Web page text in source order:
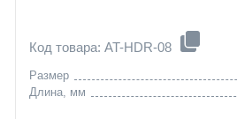
Код товара: AT-HDR-08
Размер
Длина, мм